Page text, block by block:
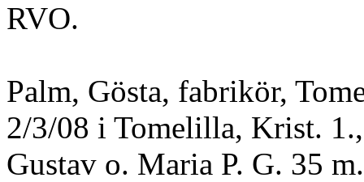
RVO.
Palm, Gösta, fabrikör,
2/3/08 i Tomelilla, Krist.
Gustav o. Maria P. G. 35